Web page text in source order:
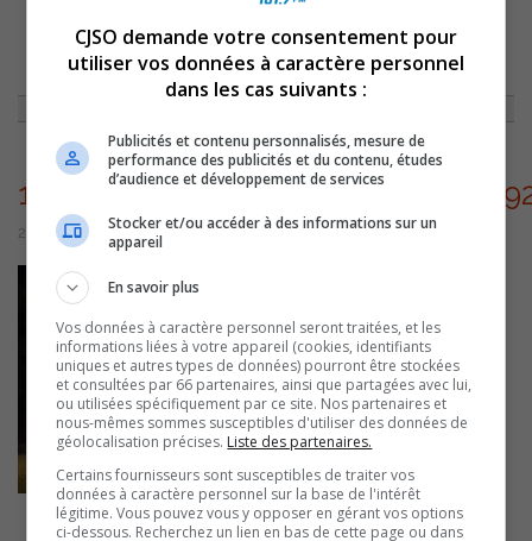
ACCUEIL»SPORTS» FOOTBALL: LES POLYPUS CADETS ET JUVÉNILES
14446238_705968242902125_534292638452969407_N
26 septembre 2016 | Par Équipe CJSO
CJSO demande votre consentement pour
utiliser vos données à caractère personnel
dans les cas suivants :
Publicités et contenu personnalisés, mesure de
performance des publicités et du contenu, études
d’audience et développement de services
Stocker et/ou accéder à des informations sur un
appareil
En savoir plus
Vos données à caractère personnel seront traitées, et les
informations liées à votre appareil (cookies, identifiants
uniques et autres types de données) pourront être stockées
et consultées par 66 partenaires, ainsi que partagées avec lui,
ou utilisées spécifiquement par ce site. Nos partenaires et
nous-mêmes sommes susceptibles d'utiliser des données de
géolocalisation précises. Liste des partenaires.
Certains fournisseurs sont susceptibles de traiter vos
données à caractère personnel sur la base de l'intérêt
légitime. Vous pouvez vous y opposer en gérant vos options
ci-dessous. Recherchez un lien en bas de cette page ou dans